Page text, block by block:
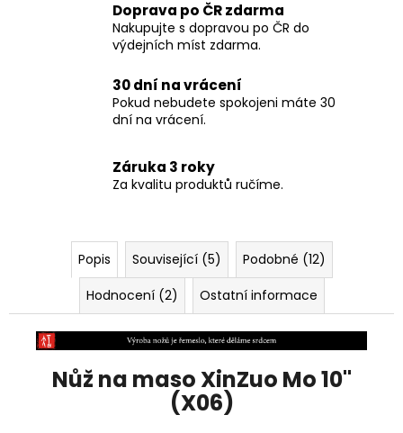
Doprava po ČR zdarma
Nakupujte s dopravou po ČR do
výdejních míst zdarma.
30 dní na vrácení
Pokud nebudete spokojeni máte 30
dní na vrácení.
Záruka 3 roky
Za kvalitu produktů ručíme.
Popis Související (5)
Podobné (12)
Hodnocení (2)
Ostatní informace
Nůž na maso XinZuo Mo 10"
(X06)